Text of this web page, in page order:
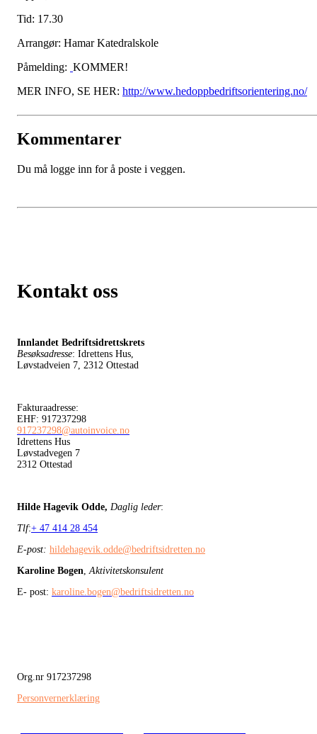
Tid: 17.30
Arrangør: Hamar Katedralskole
Påmelding: KOMMER!
MER INFO, SE HER: http://www.hedoppbedriftsorientering.no/
Kommentarer
Du må logge inn for å poste i veggen.
Kontakt oss
Innlandet Bedriftsidrettskrets
Besøksadresse: Idrettens Hus,
Løvstadveien 7, 2312 Ottestad
Fakturaadresse:
EHF: 917237298
917237298@autoinvoice.no
Idrettens Hus
Løvstadvegen 7
2312 Ottestad
Hilde Hagevik Odde, Daglig leder:
Tlf:+ 47 414 28 454
E-post: hildehagevik.odde@bedriftsidretten.no
Karoline Bogen Aktivitetskonsulent
E- post: karoline.bogen@bedriftsidretten.no
Org.nr 917237298
Personvernerklæring